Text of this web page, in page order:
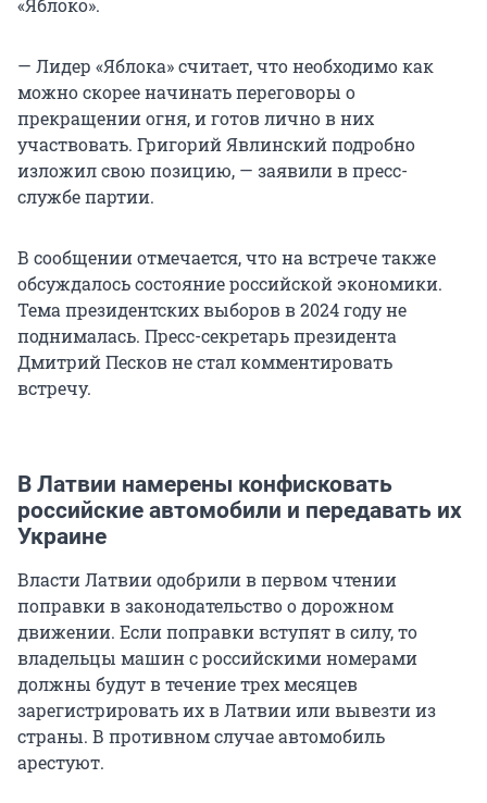
«Яблоко».
— Лидер «Яблока» считает, что необходимо как
можно скорее начинать переговоры о
прекращении огня, и готов лично в них
участвовать. Григорий Явлинский подробно
изложил свою позицию, — заявили в пресс-
службе партии.
В сообщении отмечается, что на встрече также
обсуждалось состояние российской экономики.
Тема президентских выборов в 2024 году не
поднималась. Пресс-секретарь президента
Дмитрий Песков не стал комментировать
встречу.
В Латвии намерены конфисковать
российские автомобили и передавать их
Украине
Власти Латвии одобрили в первом чтении
поправки в законодательство о дорожном
движении. Если поправки вступят в силу, то
владельцы машин с российскими номерами
должны будут в течение трех месяцев
зарегистрировать их в Латвии или вывезти из
страны. В противном случае автомобиль
арестуют.